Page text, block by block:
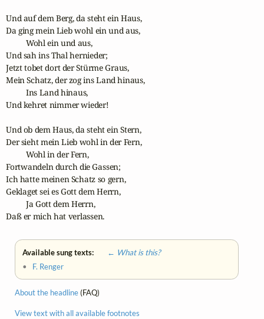
Und auf dem Berg, da steht ein Haus,
Da ging mein Lieb wohl ein und aus,
          Wohl ein und aus,
Und sah ins Thal hernieder;
Jetzt tobet dort der Stürme Graus,
Mein Schatz, der zog ins Land hinaus,
          Ins Land hinaus,
Und kehret nimmer wieder!
Und ob dem Haus, da steht ein Stern,
Der sieht mein Lieb wohl in der Fern,
          Wohl in der Fern,
Fortwandeln durch die Gassen;
Ich hatte meinen Schatz so gern,
Geklaget sei es Gott dem Herrn,
          Ja Gott dem Herrn,
Daß er mich hat verlassen.
Available sung texts:
← What is this?
• F. Renger
About the headline(FAQ)
View text with all available footnotes